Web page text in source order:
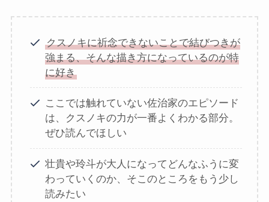
クスノキに祈念できないことで結びつきが
強まる、そんな描き方になっているのが特
に好き
ここでは触れていない佐治家のエピソード
は、クスノキの力が一番よくわかる部分。
ぜひ読んでほしい
壮貴や玲斗が大人になってどんなふうに変
わっていくのか、そこのところをもう少し
読みたい